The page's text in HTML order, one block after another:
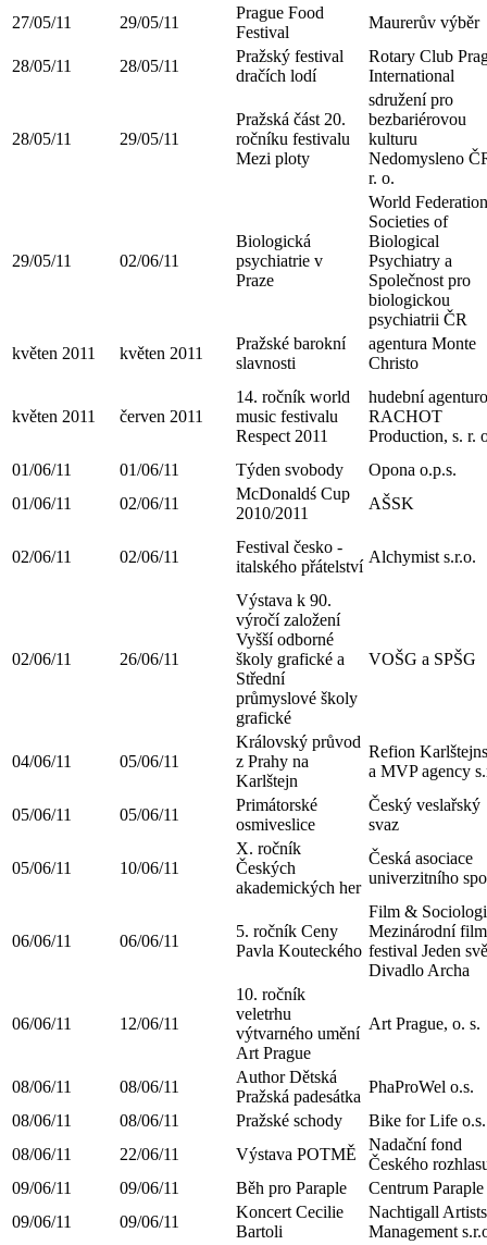
27/05/11 29/05/11
Prague Food
Festival
Maurerův výběr
28/05/11 28/05/11
Pražský festival
dračích lodí
Rotary Club
International
28/05/11 29/05/11
Pražská část 20.
ročníku festivalu
Mezi ploty
sdružení pro
bezbariérovou
kulturu
Nedomysleno
r. o.
29/05/11 02/06/11
Biologická
psychiatrie v
Praze
World
Societies of
Biological
Psychiatry a
Společnost pro
biologickou
psychiatrii ČR
květen 2011
květen 2011
Pražské barokní
slavnosti
agentura Monte
Christo
květen 2011 červen 2011
14. ročník world
music festivalu
Respect 2011
hudební
RACHOT
Production, s. r.
01/06/11
01/06/11 Týden svobody
Opona o.p.s.
01/06/11
02/06/11
McDonaldś Cup
2010/2011
AŠSK
02/06/11 02/06/11
Festival česko -
italského přátelství
Alchymist s.r.o.
02/06/11 26/06/11
Výstava k 90.
výročí založení
Vyšší odborné
školy grafické a
Střední
průmyslové školy
grafické
VOŠG a SPŠG
04/06/11 05/06/11
Královský průvod
z Prahy na
Karlštejn
Refion
a MVP agency
05/06/11 05/06/11
Primátorské
osmiveslice
Český veslařský
svaz
05/06/11 10/06/11
X. ročník
Českých
akademických her
Česká asociace
univerzitního
06/06/11 06/06/11
5. ročník Ceny
Pavla Kouteckého
Film &
Mezinárodní
festival Jeden
Divadlo Archa
06/06/11 12/06/11
10. ročník
veletrhu
výtvarného umění
Art Prague
Art Prague, o. s.
08/06/11 08/06/11
Author Dětská
Pražská padesátka
PhaProWel o.s.
08/06/11
08/06/11 Pražské schody
Bike for Life o.s.
08/06/11
22/06/11 Výstava POTMĚ
Nadační fond
Českého
09/06/11
09/06/11 Běh pro Paraple
Centrum Paraple
09/06/11
09/06/11
Koncert Cecilie
Bartoli
Nachtigall Artists
Management